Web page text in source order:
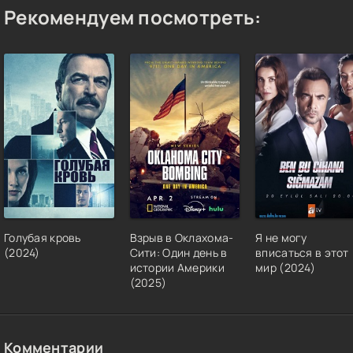
Рекомендуем посмотреть:
Голубая кровь
(2024)
Взрыв в Оклахома-
Сити: Один день в
истории Америки
(2025)
Я не могу
вписаться в этот
мир (2024)
Комментарии